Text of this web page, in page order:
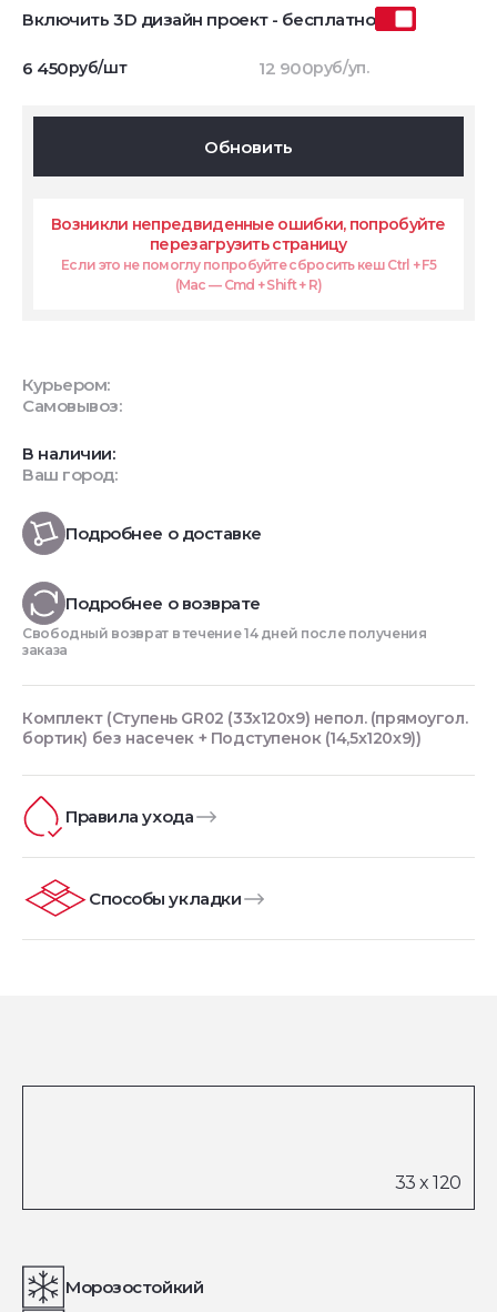
Включить 3D дизайн проект - бесплатно
6 450руб/шт 12 900руб/уп.
Обновить
Возникли непредвиденные ошибки, попробуйте
перезагрузить страницу
Если это не помоглу попробуйте сбросить кеш Ctrl + F5
(Mac — Cmd + Shift + R)
Курьером:
Самовывоз:
В наличии:
Ваш город:
Подробнее о доставке
Подробнее о возврате
Свободный возврат в течение 14 дней после получения
заказа
Комплект (Ступень GR02 (33x120x9) непол. (прямоугол.
бортик) без насечек + Подступенок (14,5x120x9))
Правила ухода
Способы укладки
Морозостойкий